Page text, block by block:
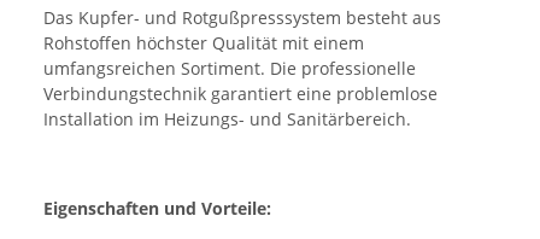
Das Kupfer- und Rotgußpresssystem besteht aus
Rohstoffen höchster Qualität mit einem
umfangsreichen Sortiment. Die professionelle
Verbindungstechnik garantiert eine problemlose
Installation im Heizungs- und Sanitärbereich.
Eigenschaften und Vorteile: